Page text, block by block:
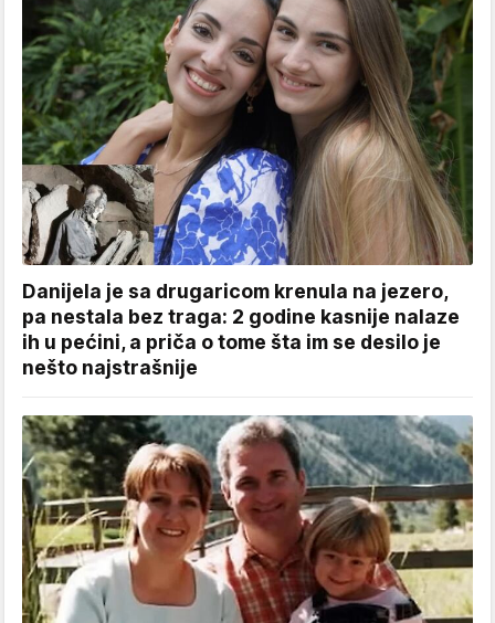
Danijela je sa drugaricom krenula na jezero,
pa nestala bez traga: 2 godine kasnije nalaze
ih u pećini, a priča o tome šta im se desilo je
nešto najstrašnije